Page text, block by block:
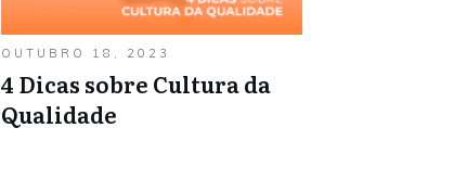
OUTUBRO 18, 2023
4 Dicas sobre Cultura da
Qualidade